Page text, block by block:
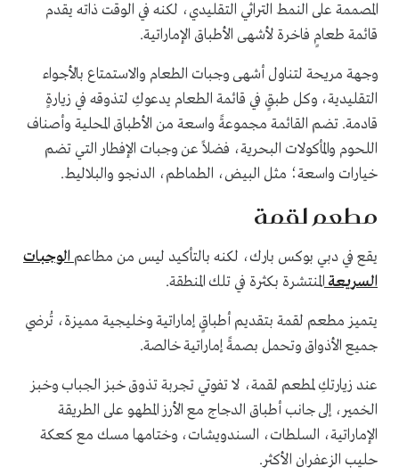
المصممة على النمط التراثي التقليدي، لكنه في الوقت ذاته يقدم
قائمة طعامٍ فاخرة لأشهى الأطباق الإماراتية.
وجهة مريحة لتناول أشهى وجبات الطعام والاستمتاع بالأجواء
التقليدية، وكل طبقٍ في قائمة الطعام يدعوكِ لتذوقه في زيارةٍ
قادمة. تضم القائمة مجموعةً واسعة من الأطباق المحلية وأصناف
اللحوم والمأكولات البحرية، فضلاً عن وجبات الإفطار التي تضم
خيارات واسعة؛ مثل البيض، الطماطم، الدنجو والبلاليط.
مطعم لقمة
يقع في دبي بوكس بارك، لكنه بالتأكيد ليس من مطاعم الوجبات
السريعة المنتشرة بكثرة في تلك المنطقة.
يتميز مطعم لقمة بتقديم أطباقٍ إماراتية وخليجية مميزة، تُرضي
جميع الأذواق وتحمل بصمةً إماراتية خالصة.
عند زيارتكِ لمطعم لقمة، لا تفوتي تجربة تذوق خبز الجباب وخبز
الخمير، إلى جانب أطباق الدجاج مع الأرز المطهو على الطريقة
الإماراتية، السلطات، السندويشات، وختامها مسك مع كعكة
حليب الزعفران الأكثر.